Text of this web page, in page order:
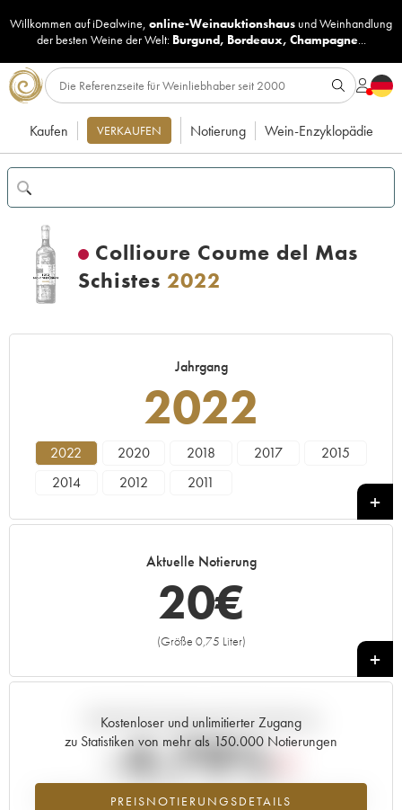
Willkommen auf iDealwine, online-Weinauktionshaus undWeinhandlung
der besten Weine der Welt: Burgund, Bordeaux, Champagne...
Kaufen VERKAUFEN Notierung Wein-Enzyklopädie
Collioure Coume del Mas
Schistes 2022
Jahrgang
2022
2022 2020 2018 2017
2015
2014
2012 2011
Aktuelle Notierung
20€
(Größe 0,75 Liter)
+
Kostenloser und unlimitierter Zugang
zu Statistiken von mehr als 150.000 Notierungen
PREISNOTIERUNGSDETAILS
Aktuelle Entwicklung der Preisnotierung
-4.79%
Preisabfall des Jahrgangs 2022 im Jahr 2026 im Vergleich zum Jahr